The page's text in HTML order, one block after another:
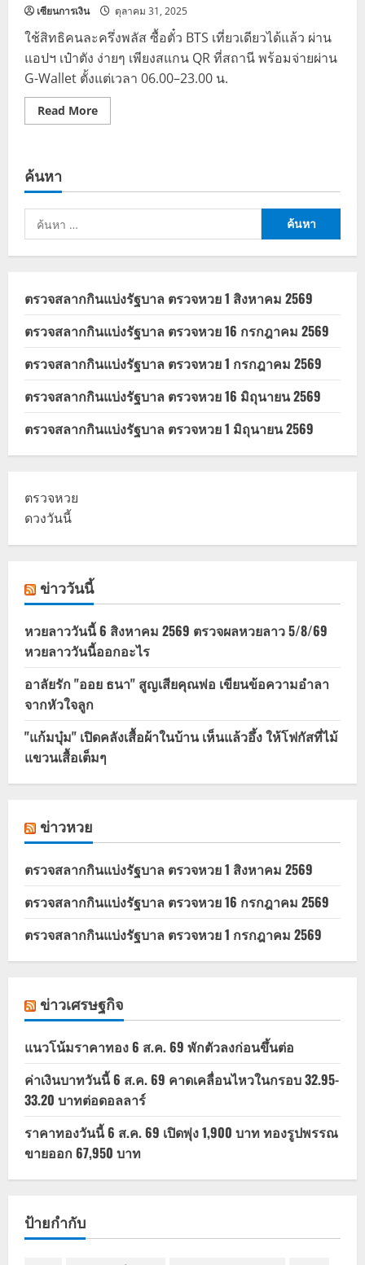
เซียนการเงิน ตุลาคม 31, 2025
ใช้สิทธิคนละครึ่งพลัส ซื้อตั๋ว BTS เที่ยวเดียวได้แล้ว ผ่าน
แอปฯ เป๋าตัง ง่ายๆ เพียงสแกน QR ที่สถานี พร้อมจ่ายผ่าน
G-Wallet ตั้งแต่เวลา 06.00–23.00 น.
Read MoreRead
more
ครึ่ง
ซื้อ
BTS
เดียว
ป
เป๋า
ตัง
ค้นหา
ค้นหา
สำหรับ:
ตรวจสลากกินแบ่งรัฐบาล ตรวจหวย 1 สิงหาคม 2569
ตรวจสลากกินแบ่งรัฐบาล ตรวจหวย 16 กรกฎาคม 2569
ตรวจสลากกินแบ่งรัฐบาล ตรวจหวย 1 กรกฎาคม 2569
ตรวจสลากกินแบ่งรัฐบาล ตรวจหวย 16 มิถุนายน 2569
ตรวจสลากกินแบ่งรัฐบาล ตรวจหวย 1 มิถุนายน 2569
ตรวจหวย
ดวงวันนี้
ข่าววันนี้
หวยลาววันนี้ 6 สิงหาคม 2569 ตรวจผลหวยลาว 5/8/69
หวยลาววันนี้ออกอะไร
อาลัยรัก "ออย ธนา" สูญเสียคุณพ่อ เขียนข้อความอำลา
จากหัวใจลูก
"แก้มบุ๋ม" เปิดคลังเสื้อผ้าในบ้าน เห็นแล้วอึ้ง ให้โฟกัสที่ไม้
แขวนเสื้อเต็มๆ
ข่าวหวย
ตรวจสลากกินแบ่งรัฐบาล ตรวจหวย 1 สิงหาคม 2569
ตรวจสลากกินแบ่งรัฐบาล ตรวจหวย 16 กรกฎาคม 2569
ตรวจสลากกินแบ่งรัฐบาล ตรวจหวย 1 กรกฎาคม 2569
ข่าวเศรษฐกิจ
แนวโน้มราคาทอง 6 ส.ค. 69 พักตัวลงก่อนขึ้นต่อ
ค่าเงินบาทวันนี้ 6 ส.ค. 69 คาดเคลื่อนไหวในกรอบ 32.95-
33.20 บาทต่อดอลลาร์
ราคาทองวันนี้ 6 ส.ค. 69 เปิดพุ่ง 1,900 บาท ทองรูปพรรณ
ขายออก 67,950 บาท
ป้ายกำกับ